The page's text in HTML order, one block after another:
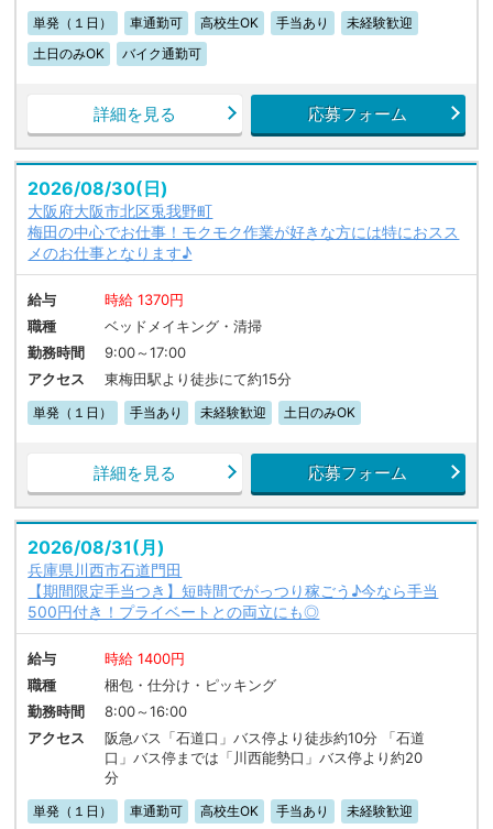
単発（１日） 車通勤可 高校生OK 手当あり
未経験歓迎
土日のみOK
バイク通勤可
詳細を見る 応募フォーム
2026/08/30(日)
大阪府大阪市北区兎我野町
梅田の中心でお仕事！モクモク作業が好きな方には特におスス
メのお仕事となります♪
給与
時給 1370円
職種
ベッドメイキング・清掃
勤務時間
9:00～17:00
アクセス
東梅田駅より徒歩にて約15分
単発（１日） 手当あり 未経験歓迎 土日のみOK
詳細を見る 応募フォーム
2026/08/31(月)
兵庫県川西市石道門田
【期間限定手当つき】短時間でがっつり稼ごう♪今なら手当
500円付き！プライベートとの両立にも◎
給与
時給 1400円
職種
梱包・仕分け・ピッキング
勤務時間
8:00～16:00
アクセス
阪急バス「石道口」バス停より徒歩約10分 「石道
口」バス停までは「川西能勢口」バス停より約20
分
単発（１日） 車通勤可 高校生OK 手当あり
未経験歓迎